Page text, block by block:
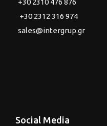
+30 2310 476 876
+30 2312 316 974
sales@intergrup.gr
Social Media